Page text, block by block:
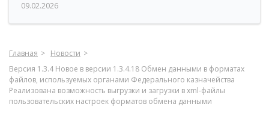
09.02.2026
Главная
Новости
Версия 1.3.4 Новое в версии 1.3.4.18 Обмен данными в форматах
файлов, используемых органами Федерального казначейства
Реализована возможность выгрузки и загрузки в xml-файлы
пользовательских настроек форматов обмена данными